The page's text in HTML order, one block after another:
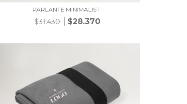
PARLANTE MINIMALIST
$31.430 $28.370